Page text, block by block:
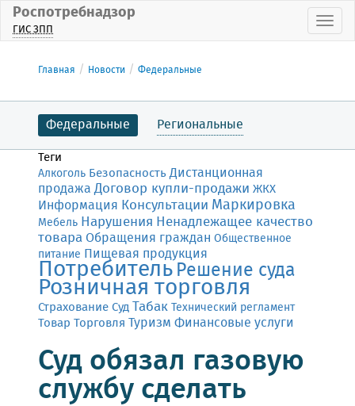
Роспотребнадзор
ГИС ЗПП
Главная Новости Федеральные
Федеральные Региональные
Теги
Алкоголь БезопасностьДистанционная
продажа Договор купли-продажи ЖКХ
Информация Консультации Маркировка
Мебель Нарушения Ненадлежащее качество
товара Обращения граждан Общественное
питание Пищевая продукция
ПотребительРешение суда
Розничная торговля
СтрахованиеСудТабакТехнический регламент
Товар Торговля Туризм Финансовые услуги
Суд обязал газовую
службу сделать